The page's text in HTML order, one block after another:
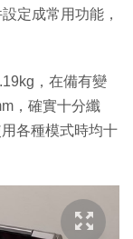
定成常用功能，
，在備有變
，確實十分纖
各種模式時均十